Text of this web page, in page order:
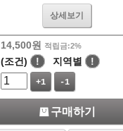
상세보기
14,500원 적립금:2%
(조건) ! 지역별
!
+1 -1
구매하기